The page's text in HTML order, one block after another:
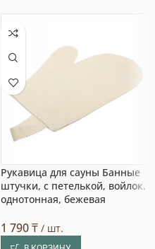
Рукавица для сауны Банные
штучки, с петелькой, войлок,
однотонная, бежевая
1 790₸ / шт.